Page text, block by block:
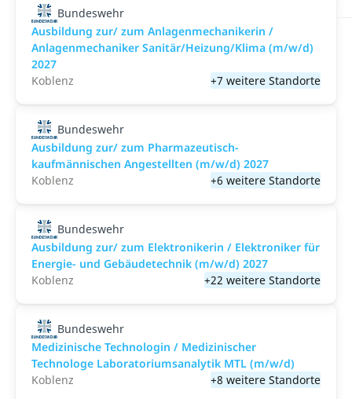
Bundeswehr
Ausbildung zur/ zum Anlagenmechanikerin /
Anlagenmechaniker Sanitär/Heizung/Klima (m/w/d)
2027
Koblenz
+7 weitere Standorte
Bundeswehr
Ausbildung zur/ zum Pharmazeutisch-
kaufmännischen Angestellten (m/w/d) 2027
Koblenz
+6 weitere Standorte
Bundeswehr
Ausbildung zur/ zum Elektronikerin / Elektroniker für
Energie- und Gebäudetechnik (m/w/d) 2027
Koblenz
+22 weitere Standorte
Bundeswehr
Medizinische Technologin / Medizinischer
Technologe Laboratoriumsanalytik MTL (m/w/d)
Koblenz
+8 weitere Standorte